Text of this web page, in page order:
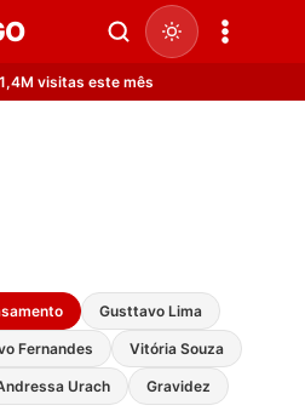
visitas este mês
Gusttavo Lima
Fernandes Vitória Souza
Urach Gravidez